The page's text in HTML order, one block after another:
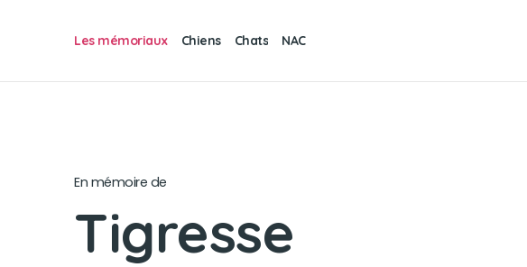
Les mémoriaux Chiens Chats NAC
En mémoire de
Tigresse